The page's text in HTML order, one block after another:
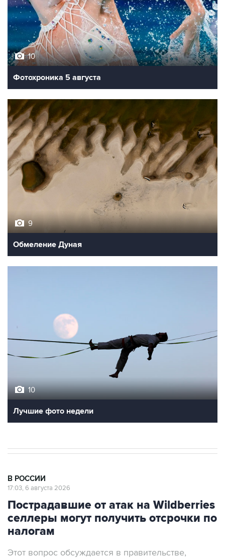
10
Фотохроника 5 августа
9
Обмеление Дуная
10
Лучшие фото недели
В РОССИИ
17:03, 6 августа 2026
Пострадавшие от атак на Wildberries
селлеры могут получить отсрочки по
налогам
Этот вопрос обсуждается в правительстве,